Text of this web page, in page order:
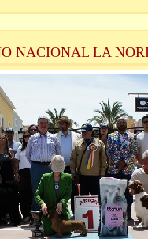
NACIONAL LA